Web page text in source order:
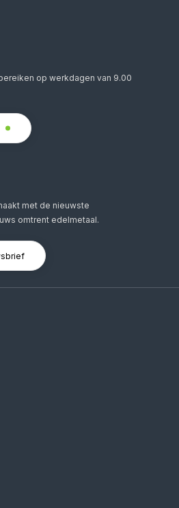
op werkdagen van 9.00
met de nieuwste
omtrent edelmetaal.